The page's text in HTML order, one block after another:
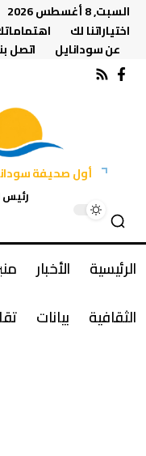
السبت, 8 أغسطس 2026
اختياراتنا لك
عن سودانايل
اتصل
أول صحيفة
رئيس
الرئيسية الأخبار
الثقافية
بيانات